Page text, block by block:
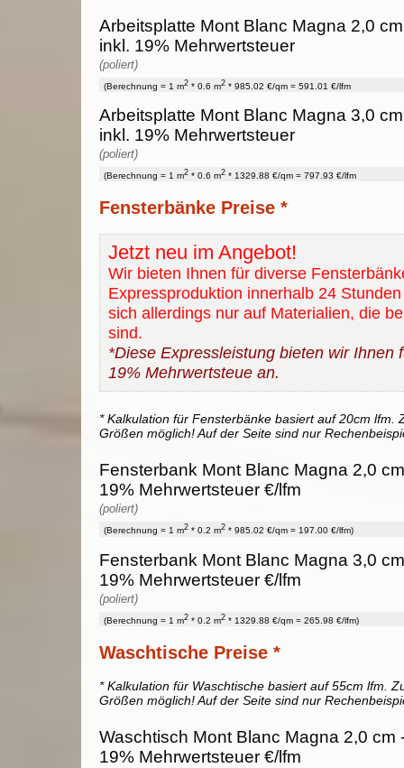
Arbeitsplatte Mont Blanc Magna 2,0
inkl. 19% Mehrwertsteuer
(poliert)
(Berechnung = 1 m2 * 0.6 m2 * 985.02 €/qm = 591.01 €/lfm
Arbeitsplatte Mont Blanc Magna 3,0
inkl. 19% Mehrwertsteuer
(poliert)
(Berechnung = 1 m2 * 0.6 m2 * 1329.88 €/qm = 797.93 €/lfm
Fensterbänke Preise *
Jetzt neu im Angebot!
Wir bieten Ihnen für diverse
Expressproduktion innerhalb 24
sich allerdings nur auf Materialien, die
sind.
*Diese Expressleistung bieten wir Ihnen
19% Mehrwertsteue an.
* Kalkulation für Fensterbänke basiert auf 20cm lfm.
Größen möglich! Auf der Seite sind nur
Fensterbank Mont Blanc Magna 2,0
19% Mehrwertsteuer €/lfm
(poliert)
(Berechnung = 1 m2 * 0.2 m2 * 985.02 €/qm = 197.00 €/lfm)
Fensterbank Mont Blanc Magna 3,0
19% Mehrwertsteuer €/lfm
(poliert)
(Berechnung = 1 m2 * 0.2 m2 * 1329.88 €/qm = 265.98 €/lfm)
Waschtische Preise *
* Kalkulation für Waschtische basiert auf 55cm lfm.
Größen möglich! Auf der Seite sind nur
Waschtisch Mont Blanc Magna 2,0 cm
19% Mehrwertsteuer €/lfm